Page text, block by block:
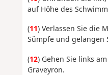
auf Höhe des
(11) Verlassen Sie die
Sümpfe und gelangen
(12) Gehen Sie links
Graveyron.